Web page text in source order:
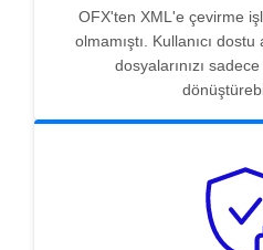
OFX'ten XML'e çevirme
olmamıştı. Kullanıcı
dosyalarınızı